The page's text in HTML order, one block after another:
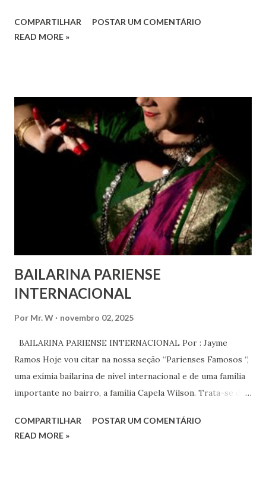
em todos os lugares. Este ano, o foco é sobre os direitos
Estes direitos humanos – os direitos à liberdade de opinião
e de expressão, de reunião pacífica e de associação, e de
participar no governo (artigos 19, 20 e 21 da Declaração
Universal dos Direitos Humanos ) – têm estado no centro
das mudanças históricas no mundo árabe nos últimos dois
anos, em que milhões foram às ruas para exigir mudanças.
Em outras partes do mundo, os “99%” fizeram suas vozes
serem ouvidas através ...
COMPARTILHAR
POSTAR UM COMENTÁRIO
READ MORE »
BAILARINA PARIENSE
INTERNACIONAL
Por Mr. W novembro 02, 2025
BAILARINA PARIENSE INTERNACIONAL Por : Jayme
Ramos Hoje vou citar na nossa seção “Parienses Famosos “,
uma exímia bailarina de nível internacional e de uma família
importante no bairro, a família Capela Wilson. Trata-se da
Vamos às informações de seu site : Bailarina e professora
COMPARTILHAR
POSTAR UM COMENTÁRIO
READ MORE »